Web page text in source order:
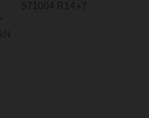
571004 R14+7